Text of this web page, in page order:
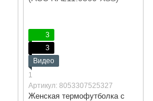
3
3
Видео
1
Артикул: 8053307525327
Женская термофутболка с